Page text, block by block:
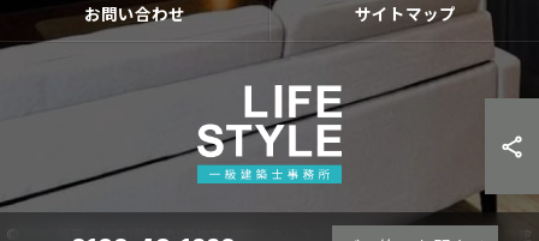
お問い合わせ サイトマップ
© 2026 福岡古賀市|福津市|宗像市|新宮❘のリフォームならライフスタイル 一級建